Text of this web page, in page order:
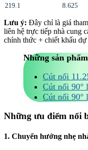
219.1
8.625
Lưu ý: Đây chỉ là giá
liên hệ trực tiếp nhà cung
chính thức + chiết khấu dự
Những sản
Cút nối
Cút nối 90°
Cút nối 90°
Những ưu điểm nổi
1. Chuyển hướng nhẹ